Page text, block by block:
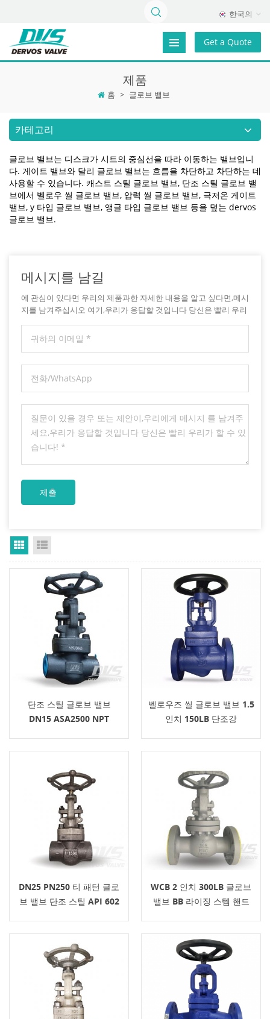
한국의
Get a Quote
제품
홈 > 글로브 밸브
카테고리
글로브 밸브는 디스크가 시트의 중심선을 따라 이동하는 밸브입니
다. 게이트 밸브와 달리 글로브 밸브는 흐름을 차단하고 차단하는 데
사용할 수 있습니다. 캐스트 스틸 글로브 밸브, 단조 스틸 글로브 밸
브에서 벨로우 씰 글로브 밸브, 압력 씰 글로브 밸브, 극저온 게이트
밸브, y 타입 글로브 밸브, 앵글 타입 글로브 밸브 등을 덮는 dervos
글로브 밸브.
메시지를 남길
에 관심이 있다면 우리의 제품과한 자세한 내용을 알고 싶다면,메시
지를 남겨주십시오 여기,우리가 응답할 것입니다 당신은 빨리 우리
Grid View
단조 스틸 글로브 밸브
DN15 ASA2500 NPT
벨로우즈 씰 글로브 밸브 1.5
인치 150LB 단조강
DN25 PN250 티 패턴 글로
브 밸브 단조 스틸 API 602
WCB 2 인치 300LB 글로브
밸브 BB 라이징 스템 핸드